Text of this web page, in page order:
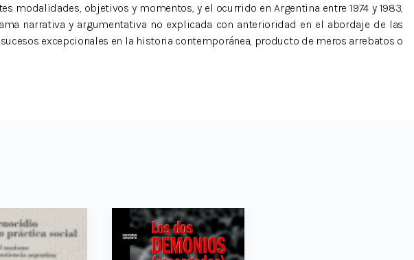
modalidades, objetivos y momentos, y el ocurrido en Argentina entre 1974 y 1983,
narrativa y argumentativa no explicada con anterioridad en el abordaje de las
excepcionales en la historia contemporánea, producto de meros arrebatos o